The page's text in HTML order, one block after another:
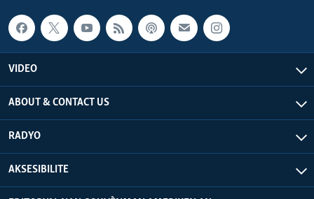
VIDEO
ABOUT & CONTACT US
RADYO
AKSESIBILITE